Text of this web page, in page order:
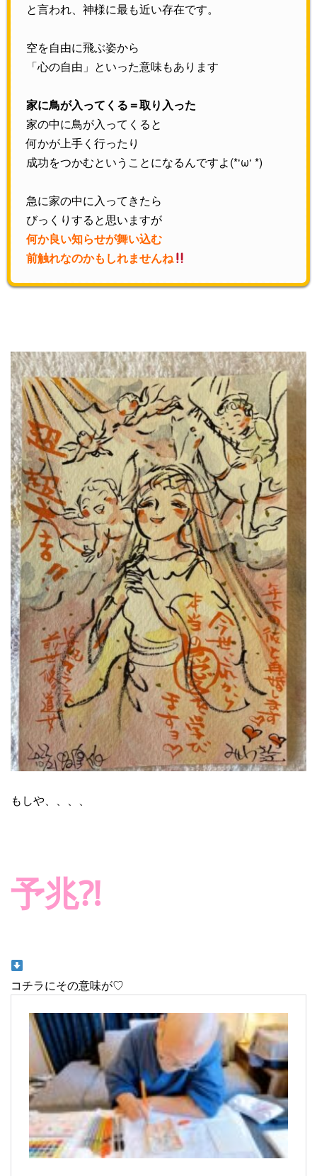
と言われ、神様に最も近い存在です。
空を自由に飛ぶ姿から
「心の自由」といった意味もあります
家に鳥が入ってくる＝取り入った
家の中に鳥が入ってくると
何かが上手く行ったり
成功をつかむということになるんですよ(*‘ω‘ *)
急に家の中に入ってきたら
びっくりすると思いますが
何か良い知らせが舞い込む
前触れなのかもしれませんね
もしや、、、、
予兆⁈
コチラにその意味が♡